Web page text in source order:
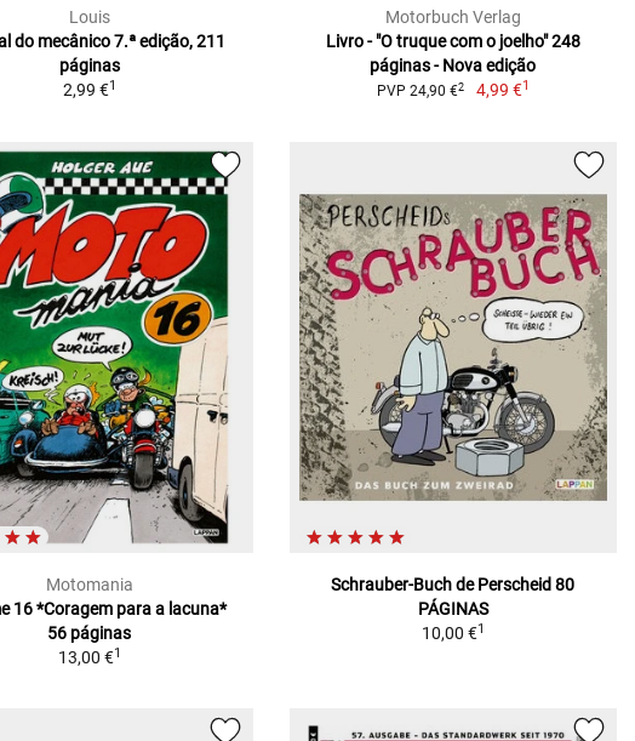
Louis
do mecânico 7.ª edição, 211
páginas
2,99 €1
Motorbuch Verlag
Livro - "O truque com o joelho" 248
páginas - Nova edição
PVP 24,90 €2 4,99 €1
Motomania
16 *Coragem para a lacuna*
56 páginas
13,00 €1
Schrauber-Buch de Perscheid 80
PÁGINAS
10,00 €1